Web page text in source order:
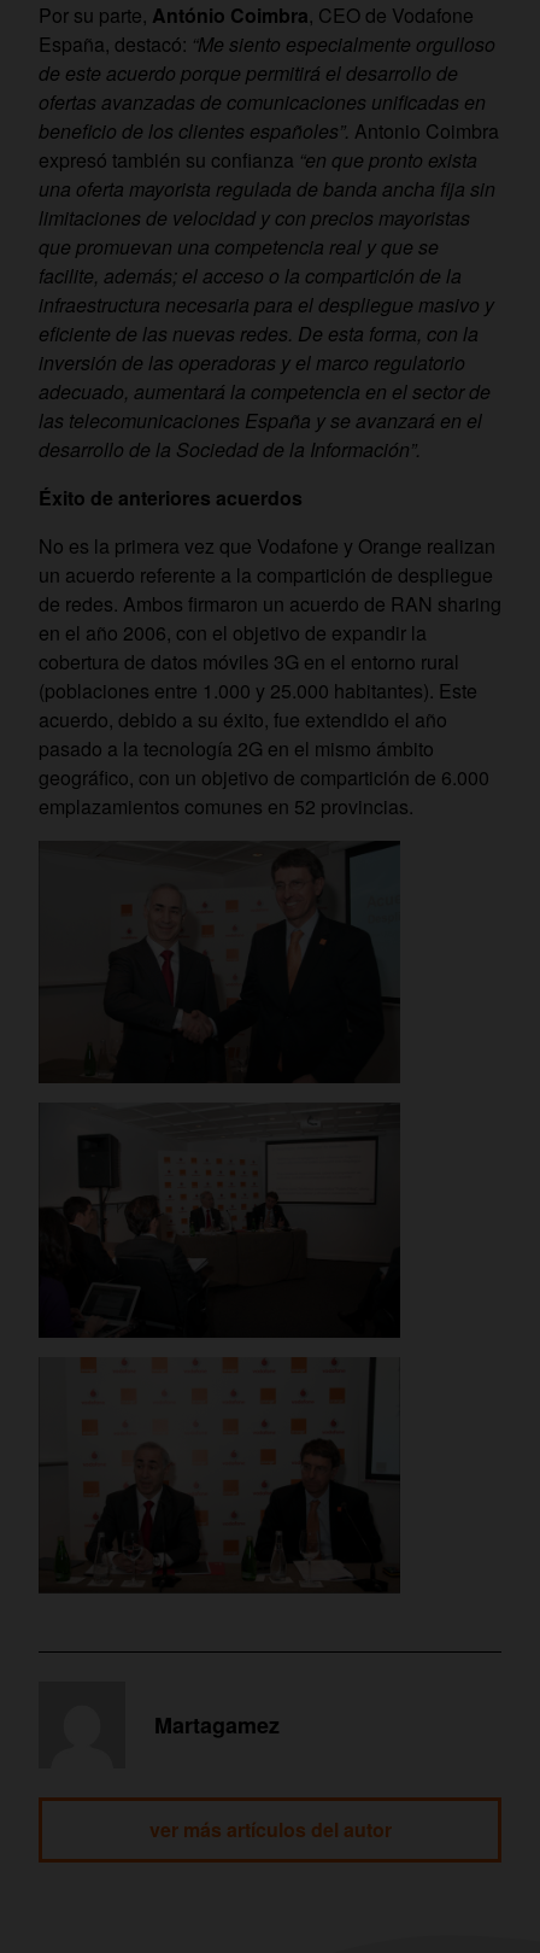
Por su parte, António Coimbra, CEO de Vodafone
España, destacó: “Me siento especialmente orgulloso
de este acuerdo porque permitirá el desarrollo de
ofertas avanzadas de comunicaciones unificadas en
beneficio de los clientes españoles”. Antonio Coimbra
expresó también su confianza “en que pronto exista
una oferta mayorista regulada de banda ancha fija sin
limitaciones de velocidad y con precios mayoristas
que promuevan una competencia real y que se
facilite, además; el acceso o la compartición de la
infraestructura necesaria para el despliegue masivo y
eficiente de las nuevas redes. De esta forma, con la
inversión de las operadoras y el marco regulatorio
adecuado, aumentará la competencia en el sector de
las telecomunicaciones España y se avanzará en el
desarrollo de la Sociedad de la Información”.
Éxito de anteriores acuerdos
No es la primera vez que Vodafone y Orange realizan
un acuerdo referente a la compartición de despliegue
de redes. Ambos firmaron un acuerdo de RAN sharing
en el año 2006, con el objetivo de expandir la
cobertura de datos móviles 3G en el entorno rural
(poblaciones entre 1.000 y 25.000 habitantes). Este
acuerdo, debido a su éxito, fue extendido el año
pasado a la tecnología 2G en el mismo ámbito
geográfico, con un objetivo de compartición de 6.000
emplazamientos comunes en 52 provincias.
Martagamez
ver más artículos del autor